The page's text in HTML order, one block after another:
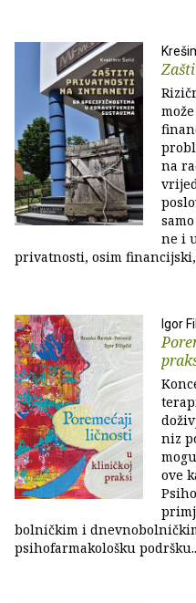
na
ne i
privatnosti, osim
Igor
niz
ove
bolničkim i
psihofarmakološku